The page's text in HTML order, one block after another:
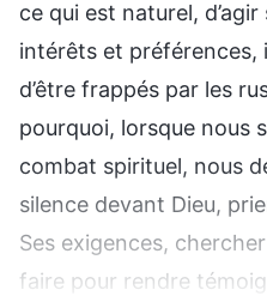
ce qui est naturel,
intérêts et
d’être frappés par les
pourquoi, lorsque nous
combat spirituel, nous
silence devant Dieu,
Ses exigences,
faire pour rendre